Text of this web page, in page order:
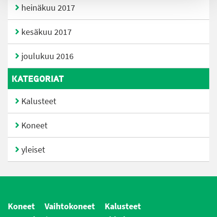
heinäkuu 2017
kesäkuu 2017
joulukuu 2016
KATEGORIAT
Kalusteet
Koneet
yleiset
Koneet Vaihtokoneet
Kalusteet